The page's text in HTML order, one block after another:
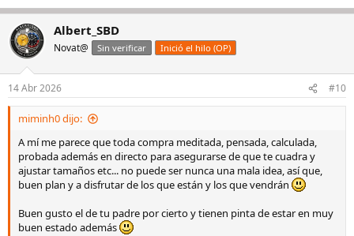
Albert_SBD
Novat@ Sin verificar Inició el hilo (OP)
14 Abr 2026 #10
miminh0 dijo:
A mí me parece que toda compra meditada, pensada, calculada,
probada además en directo para asegurarse de que te cuadra y
ajustar tamaños etc... no puede ser nunca una mala idea, así que,
buen plan y a disfrutar de los que están y los que vendrán
Buen gusto el de tu padre por cierto y tienen pinta de estar en muy
buen estado además